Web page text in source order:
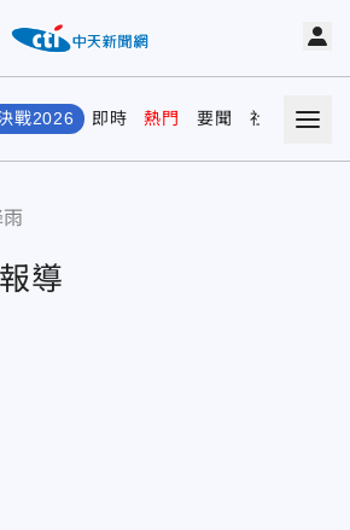
戰2026 即時 熱門 要聞 社會 娛樂
導